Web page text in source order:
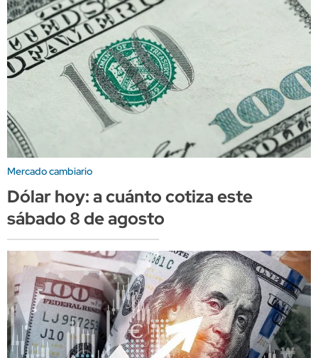
Mercado cambiario
Dólar hoy: a cuánto cotiza este
sábado 8 de agosto